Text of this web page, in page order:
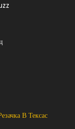
В Тексас